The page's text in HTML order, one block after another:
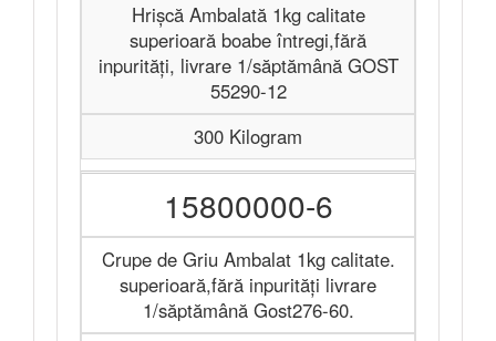
Hrișcă Ambalată 1kg calitate
superioară boabe întregi,fără
inpurităţi, livrare 1/săptămână GOST
55290-12
300 Kilogram
15800000-6
Crupe de Griu Ambalat 1kg calitate.
superioară,fără inpurităţi livrare
1/săptămână Gost276-60.